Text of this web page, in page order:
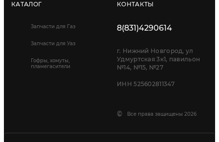
КАТАЛОГ
Запчасти для Газ
Запчасти для Уаз
Гофры, хомуты,
пламегасители
КОНТАКТЫ
8(831)4290614
г. Нижний Новгород, ул
Удмуртская 3к1, павильон
№14, №15, №27
ИНН 525602811347
© Все права защищены 2026